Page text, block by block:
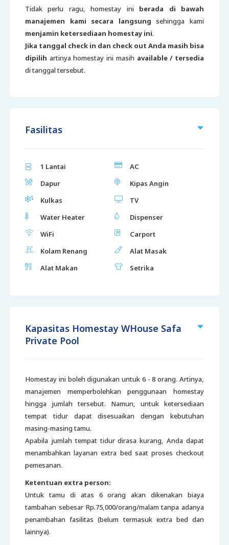
Tidak perlu ragu, homestay ini berada di bawah
manajemen kami secara langsung sehingga kami
menjamin ketersediaan homestay ini.
Jika tanggal check in dan check out Anda masih bisa
dipilih artinya homestay ini masih available / tersedia
di tanggal tersebut.
Fasilitas
1 Lantai
AC
Dapur
Kipas Angin
Kulkas
TV
Water Heater
Dispenser
WiFi
Carport
Kolam Renang
Alat Masak
Alat Makan
Setrika
Kapasitas Homestay WHouse Safa
Private Pool
Homestay ini boleh digunakan untuk 6 - 8 orang. Artinya,
manajemen memperbolehkan penggunaan homestay
hingga jumlah tersebut. Namun, untuk ketersediaan
tempat tidur dapat disesuaikan dengan kebutuhan
masing-masing tamu.
Apabila jumlah tempat tidur dirasa kurang, Anda dapat
menambahkan layanan extra bed saat proses checkout
pemesanan.
Ketentuan extra person:
Untuk tamu di atas 6 orang akan dikenakan biaya
tambahan sebesar Rp.75,000/orang/malam tanpa adanya
penambahan fasilitas (belum termasuk extra bed dan
lainnya).